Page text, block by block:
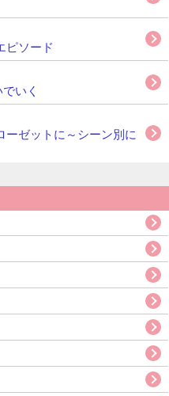
ピソード
いく
ーゼットに～シーン別に